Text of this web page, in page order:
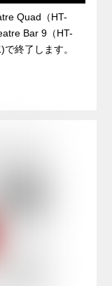
Quad（HT-
Bar 9（HT-
終了します。